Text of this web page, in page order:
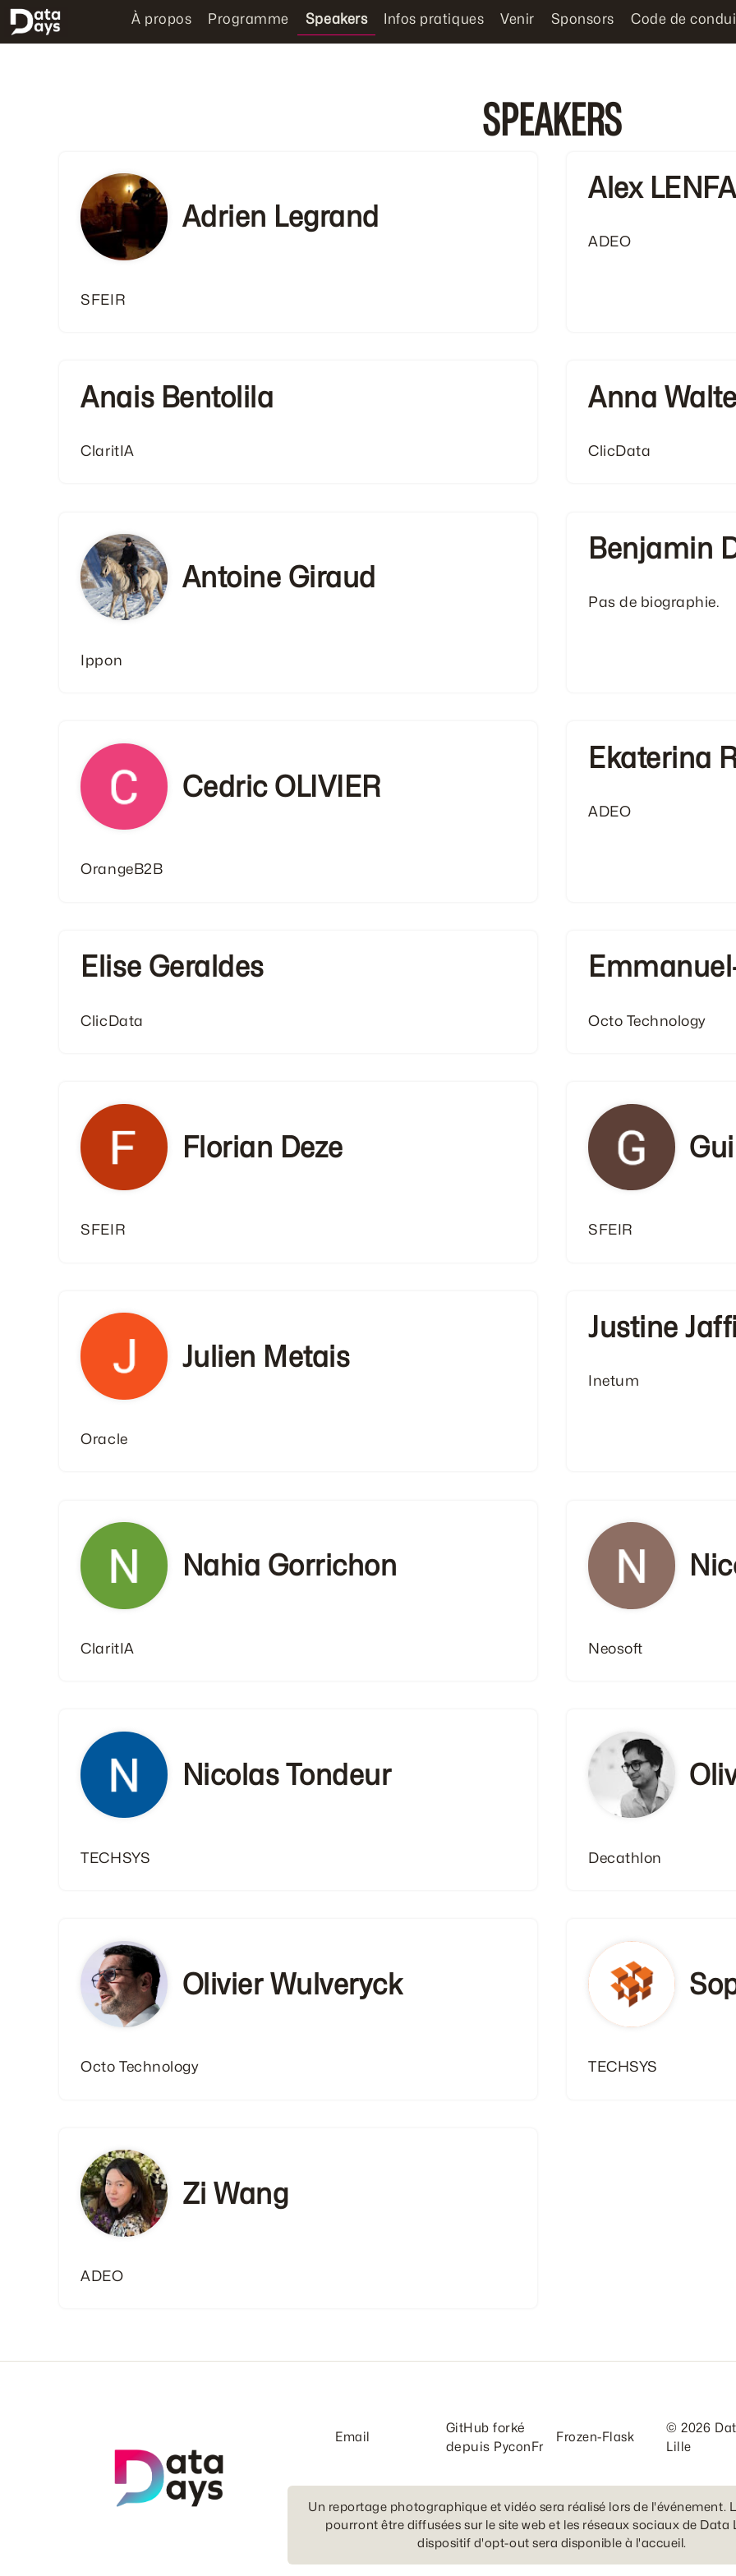
À propos Programme Speakers Infos pratiques Venir Sponsors Code de
SPEAKERS
Adrien Legrand
SFEIR
Alex
ADEO
Anais Bentolila
ClaritIA
Anna
ClicData
Antoine Giraud
Ippon
Benjamin
Pas de biographie.
Cedric OLIVIER
OrangeB2B
Ekaterina
ADEO
Elise Geraldes
ClicData Octo Technology
Florian Deze
SFEIR SFEIR
Julien Metais
Oracle
Justine
Inetum
Nahia Gorrichon
ClaritIA Neosoft
Nicolas Tondeur
TECHSYS Decathlon
Olivier Wulveryck
Octo Technology TECHSYS
Zi Wang
ADEO
Email
GitHub forké
depuis PyconFr
Frozen-Flask
© 2026
Lille
Un reportage photographique et vidéo sera réalisé lors de l'événement.
pourront être diffusées sur le site web et les réseaux sociaux de Data
dispositif d'opt-out sera disponible à l'accueil.